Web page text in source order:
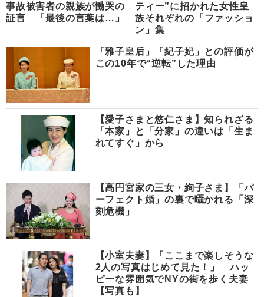
事故被害者の親族が慟哭の
証言 「最後の言葉は…」
ティー”に招かれた女性皇
族それぞれの「ファッショ
ン」集
「雅子皇后」「紀子妃」との評価が
この10年で“逆転”した理由
【愛子さまと悠仁さま】知られざる
「本家」と「分家」の違いは「生ま
れてすぐ」から
【高円宮家の三女・絢子さま】「パ
ーフェクト婚」の裏で囁かれる「深
刻危機」
【小室夫妻】「ここまで楽しそうな
2人の写真はじめて見た！」 ハッ
ピーな雰囲気でNYの街を歩く夫妻
【写真も】